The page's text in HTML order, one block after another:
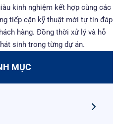
kinh nghiệm kết hợp cùng các
tiếp cận kỹ thuật mới tự tin đáp
hàng. Đồng thời xử lý và hỗ
sinh trong từng dự án.
MỤC